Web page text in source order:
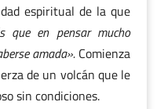
espiritual de la que
que en pensar mucho
amada». Comienza
de un volcán que le
sin condiciones.